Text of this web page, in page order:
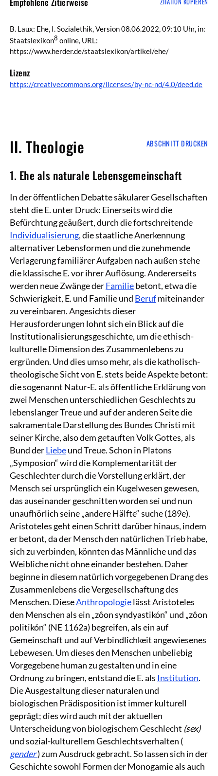
B. Laux: Ehe, I. Sozialethik, Version 08.06.2022, 09:10 Uhr, in:
Staatslexikon8 online, URL:
https://www.herder.de/staatslexikon/artikel/ehe/
Lizenz
https://creativecommons.org/licenses/by-nc-nd/4.0/deed.de
II. Theologie ABSCHNITT DRUCKEN
1. Ehe als naturale Lebensgemeinschaft
In der öffentlichen Debatte säkularer Gesellschaften
steht die E. unter Druck: Einerseits wird die
Befürchtung geäußert, durch die fortschreitende
Individualisierung, die staatliche Anerkennung
alternativer Lebensformen und die zunehmende
Verlagerung familiärer Aufgaben nach außen stehe
die klassische E. vor ihrer Auflösung. Andererseits
werden neue Zwänge derFamiliebetont, etwa die
Schwierigkeit, E. und Familie und Berufmiteinander
zu vereinbaren. Angesichts dieser
Herausforderungen lohnt sich ein Blick auf die
Institutionalisierungsgeschichte, um die ethisch-
kulturelle Dimension des Zusammenlebens zu
ergründen. Und dies umso mehr, als die katholisch-
theologische Sicht von E. stets beide Aspekte betont:
die sogenannt Natur-E. als öffentliche Erklärung von
zwei Menschen unterschiedlichen Geschlechts zu
lebenslanger Treue und auf der anderen Seite die
sakramentale Darstellung des Bundes Christi mit
seiner Kirche, also dem getauften Volk Gottes, als
Bund derLiebeund Treue. Schon in Platons
„Symposion“ wird die Komplementarität der
Geschlechter durch die Vorstellung erklärt, der
Mensch sei ursprünglich ein Kugelwesen gewesen,
das auseinander geschnitten worden sei und nun
unaufhörlich seine „andere Hälfte“ suche (189e).
Aristoteles geht einen Schritt darüber hinaus, indem
er betont, da der Mensch den natürlichen Trieb habe,
sich zu verbinden, könnten das Männliche und das
Weibliche nicht ohne einander bestehen. Daher
beginne in diesem natürlich vorgegebenen Drang des
Zusammenlebens die Vergesellschaftung des
Menschen. DieseAnthropologielässt Aristoteles
den Menschen als ein „zôon syndyastikón“ und „zôon
politikón“ (NE 1162a) begreifen, als ein auf
Gemeinschaft und auf Verbindlichkeit angewiesenes
Lebewesen. Um dieses den Menschen unbeliebig
Vorgegebene human zu gestalten und in eine
Ordnung zu bringen, entstand die E. als Institution.
Die Ausgestaltung dieser naturalen und
biologischen Prädisposition ist immer kulturell
geprägt; dies wird auch mit der aktuellen
Unterscheidung von biologischem Geschlecht (sex)
und sozial-kulturellem Geschlechtsverhalten (
gender) zum Ausdruck gebracht. So lassen sich in der
Geschichte sowohl Formen der Monogamie als auch